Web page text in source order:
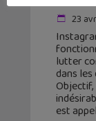
23
lutter
dans
est